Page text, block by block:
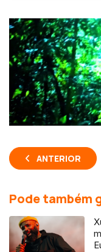
ANTERIOR
Pode também